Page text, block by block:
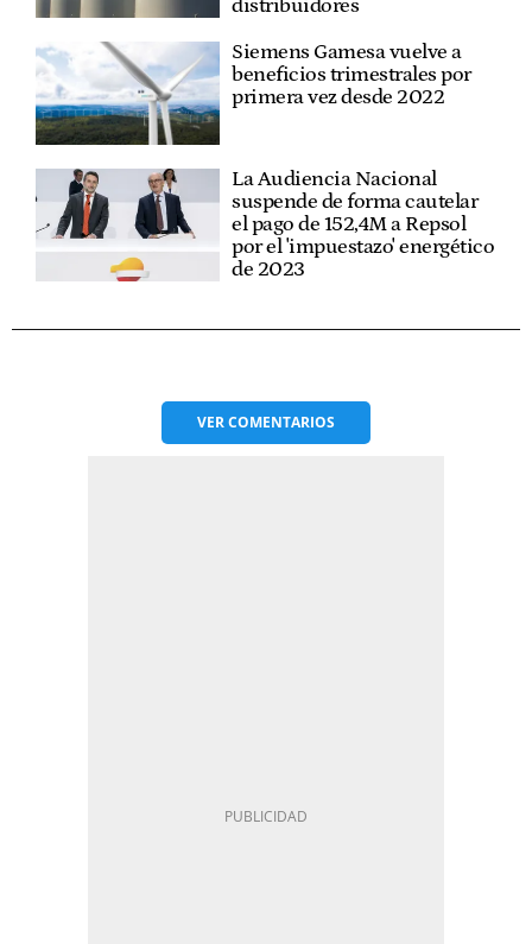
distribuidores
Siemens Gamesa vuelve a
beneficios trimestrales por
primera vez desde 2022
La Audiencia Nacional
suspende de forma cautelar
el pago de 152,4M a Repsol
por el 'impuestazo' energético
de 2023
VERCOMENTARIOS